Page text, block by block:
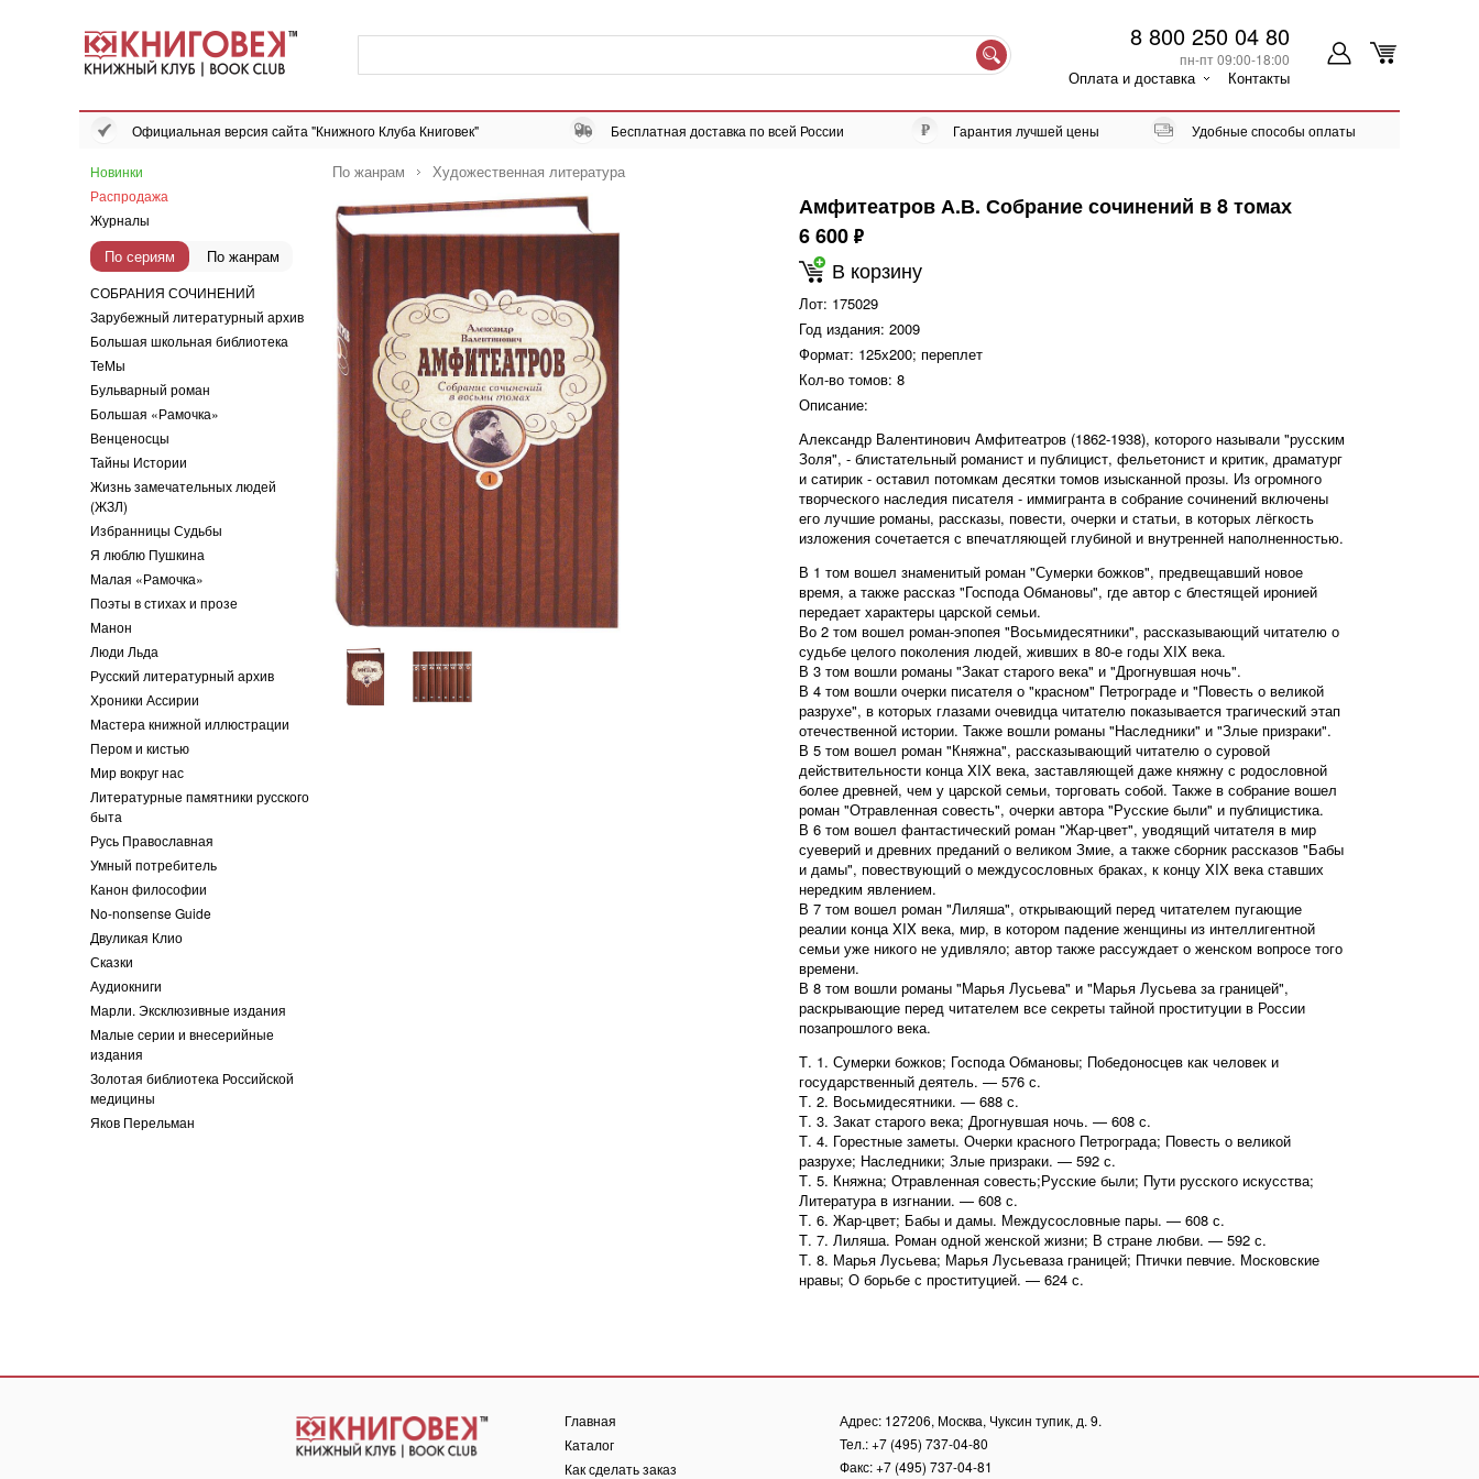
8 800 250 04 80
пн-пт 09:00-18:00
Оплата и доставка Контакты
Официальная версия сайта "Книжного Клуба Книговек" Бесплатная доставка по всей России Гарантия лучшей цены Удобные способы оплаты
Новинки
Распродажа
Журналы
По сериям По жанрам
СОБРАНИЯ СОЧИНЕНИЙ
Зарубежный литературный архив
Большая школьная библиотека
ТеМы
Бульварный роман
Большая «Рамочка»
Венценосцы
Тайны Истории
Жизнь замечательных людей
(ЖЗЛ)
Избранницы Судьбы
Я люблю Пушкина
Малая «Рамочка»
Поэты в стихах и прозе
Манон
Люди Льда
Русский литературный архив
Хроники Ассирии
Мастера книжной иллюстрации
Пером и кистью
Мир вокруг нас
Литературные памятники русского
быта
Русь Православная
Умный потребитель
Канон философии
No-nonsense Guide
Двуликая Клио
Сказки
Аудиокниги
Марли. Эксклюзивные издания
Малые серии и внесерийные
издания
Золотая библиотека Российской
медицины
Яков Перельман
По жанрам Художественная литература
Амфитеатров А.В. Собрание сочинений в 8 томах
6 600 ф
В корзину
Лот: 175029
Год издания: 2009
Формат: 125х200; переплет
Кол-во томов: 8
Описание:
Александр Валентинович Амфитеатров (1862-1938), которого называли "русским
Золя", - блистательный романист и публицист, фельетонист и критик, драматург
и сатирик - оставил потомкам десятки томов изысканной прозы. Из огромного
творческого наследия писателя - иммигранта в собрание сочинений включены
его лучшие романы, рассказы, повести, очерки и статьи, в которых лёгкость
изложения сочетается с впечатляющей глубиной и внутренней наполненностью.
В 1 том вошел знаменитый роман "Сумерки божков", предвещавший новое
время, а также рассказ "Господа Обмановы", где автор с блестящей иронией
передает характеры царской семьи.
Во 2 том вошел роман-эпопея "Восьмидесятники", рассказывающий читателю о
судьбе целого поколения людей, живших в 80-е годы XIX века.
В 3 том вошли романы "Закат старого века" и "Дрогнувшая ночь".
В 4 том вошли очерки писателя о "красном" Петрограде и "Повесть о великой
разрухе", в которых глазами очевидца читателю показывается трагический этап
отечественной истории. Также вошли романы "Наследники" и "Злые призраки".
В 5 том вошел роман "Княжна", рассказывающий читателю о суровой
действительности конца XIX века, заставляющей даже княжну с родословной
более древней, чем у царской семьи, торговать собой. Также в собрание вошел
роман "Отравленная совесть", очерки автора "Русские были" и публицистика.
В 6 том вошел фантастический роман "Жар-цвет", уводящий читателя в мир
суеверий и древних преданий о великом Змие, а также сборник рассказов "Бабы
и дамы", повествующий о междусословных браках, к концу XIX века ставших
нередким явлением.
В 7 том вошел роман "Лиляша", открывающий перед читателем пугающие
реалии конца XIX века, мир, в котором падение женщины из интеллигентной
семьи уже никого не удивляло; автор также рассуждает о женском вопросе того
времени.
В 8 том вошли романы "Марья Лусьева" и "Марья Лусьева за границей",
раскрывающие перед читателем все секреты тайной проституции в России
позапрошлого века.
Т. 1. Сумерки божков; Господа Обмановы; Победоносцев как человек и
государственный деятель. — 576 с.
Т. 2. Восьмидесятники. — 688 с.
Т. 3. Закат старого века; Дрогнувшая ночь. — 608 с.
Т. 4. Горестные заметы. Очерки красного Петрограда; Повесть о великой
разрухе; Наследники; Злые призраки. — 592 с.
Т. 5. Княжна; Отравленная совесть;Русские были; Пути русского искусства;
Литература в изгнании. — 608 с.
Т. 6. Жар-цвет; Бабы и дамы. Междусословные пары. — 608 с.
Т. 7. Лиляша. Роман одной женской жизни; В стране любви. — 592 с.
Т. 8. Марья Лусьева; Марья Лусьеваза границей; Птички певчие. Московские
нравы; О борьбе с проституцией. — 624 с.
Главная
Каталог
Как сделать заказ
Адрес: 127206, Москва, Чуксин тупик, д. 9.
Тел.: +7 (495) 737-04-80
Факс: +7 (495) 737-04-81